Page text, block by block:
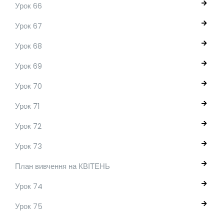
Урок 66
Урок 67
Урок 68
Урок 69
Урок 70
Урок 71
Урок 72
Урок 73
План вивчення на КВІТЕНЬ
Урок 74
Урок 75